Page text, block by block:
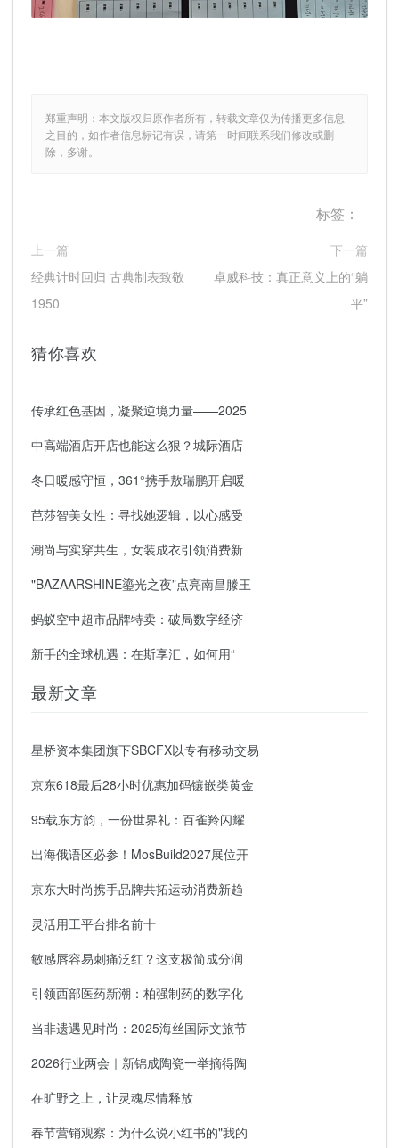
郑重声明：本文版权归原作者所有，转载文章仅为传播更多信息
之目的，如作者信息标记有误，请第一时间联系我们修改或删
除，多谢。
标签：
上一篇
经典计时回归 古典制表致敬
1950
下一篇
卓威科技：真正意义上的“躺
平”
猜你喜欢
传承红色基因，凝聚逆境力量——2025
中高端酒店开店也能这么狠？城际酒店
冬日暖感守恒，361°携手敖瑞鹏开启暖
芭莎智美女性：寻找她逻辑，以心感受
潮尚与实穿共生，女装成衣引领消费新
"BAZAARSHINE鎏光之夜”点亮南昌滕王
蚂蚁空中超市品牌特卖：破局数字经济
新手的全球机遇：在斯享汇，如何用“
最新文章
星桥资本集团旗下SBCFX以专有移动交易
京东618最后28小时优惠加码镶嵌类黄金
95载东方韵，一份世界礼：百雀羚闪耀
出海俄语区必参！MosBuild2027展位开
京东大时尚携手品牌共拓运动消费新趋
灵活用工平台排名前十
敏感唇容易刺痛泛红？这支极简成分润
引领西部医药新潮：柏强制药的数字化
当非遗遇见时尚：2025海丝国际文旅节
2026行业两会｜新锦成陶瓷一举摘得陶
在旷野之上，让灵魂尽情释放
春节营销观察：为什么说小红书的"我的